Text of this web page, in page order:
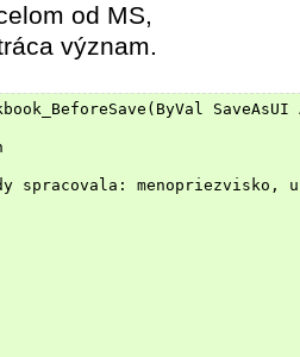
od MS,
význam.
spracovala: